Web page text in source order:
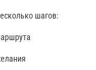
шагов: